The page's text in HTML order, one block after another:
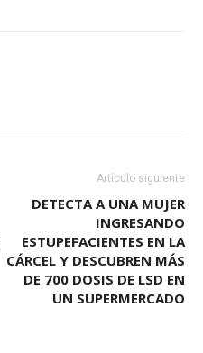
Artículo siguiente
DETECTA A UNA MUJER
INGRESANDO
ESTUPEFACIENTES EN LA
CÁRCEL Y DESCUBREN MÁS
DE 700 DOSIS DE LSD EN
UN SUPERMERCADO